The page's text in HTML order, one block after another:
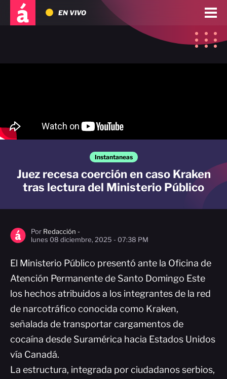
EN VIVO
Instantaneas
Juez recesa coerción en caso Kraken
tras lectura del Ministerio Público
Por Redacción -
lunes 08 diciembre, 2025 - 07:38 PM
El Ministerio Público presentó ante la Oficina de
Atención Permanente de Santo Domingo Este
los hechos atribuidos a los integrantes de la red
de narcotráfico conocida como Kraken,
señalada de transportar cargamentos de
cocaína desde Suramérica hacia Estados Unidos
vía Canadá.
La estructura, integrada por ciudadanos serbios,